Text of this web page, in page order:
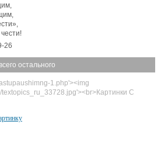
26
остального
1.php'><img
С